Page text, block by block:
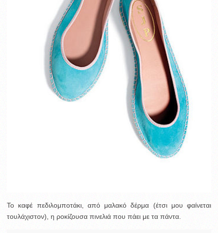
Το καφέ πεδιλομποτάκι, από μαλακό δέρμα (έτσι μου φαίνεται
τουλάχιστον), η ροκίζουσα πινελιά που πάει με τα πάντα.